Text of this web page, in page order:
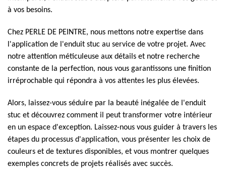
à vos besoins.
Chez PERLE DE PEINTRE, nous mettons notre expertise dans
l'application de l'enduit stuc au service de votre projet. Avec
notre attention méticuleuse aux détails et notre recherche
constante de la perfection, nous vous garantissons une finition
irréprochable qui répondra à vos attentes les plus élevées.
Alors, laissez-vous séduire par la beauté inégalée de l'enduit
stuc et découvrez comment il peut transformer votre intérieur
en un espace d'exception. Laissez-nous vous guider à travers les
étapes du processus d'application, vous présenter les choix de
couleurs et de textures disponibles, et vous montrer quelques
exemples concrets de projets réalisés avec succès.